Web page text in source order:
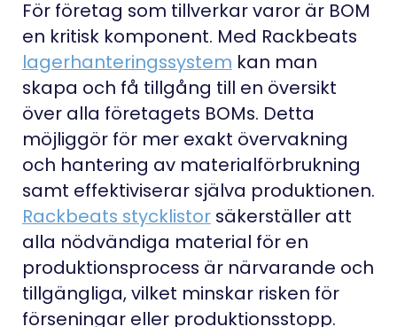
För företag som tillverkar varor är BOM
en kritisk komponent. Med Rackbeats
lagerhanteringssystem kan man
skapa och få tillgång till en översikt
över alla företagets BOMs. Detta
möjliggör för mer exakt övervakning
och hantering av materialförbrukning
samt effektiviserar själva produktionen.
Rackbeats stycklistorsäkerställer att
alla nödvändiga material för en
produktionsprocess är närvarande och
tillgängliga, vilket minskar risken för
förseningar eller produktionsstopp.